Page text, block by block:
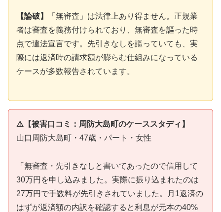
【論破】
「無審査」は法律上あり得ません。正規業
者は審査を義務付けられており、無審査を謳った時
点で違法宣言です。先引きなしを謳っていても、実
際には返済時の請求額が膨らむ仕組みになっている
ケースが多数報告されています。
⚠️【被害口コミ：周防大島町のケーススタディ】
山口周防大島町・47歳・パート・女性
「無審査・先引きなしと書いてあったので信用して
30万円を申し込みました。実際に振り込まれたのは
27万円で手数料が先引きされていました。月1返済の
はずが返済額の内訳を確認すると利息が元本の40%